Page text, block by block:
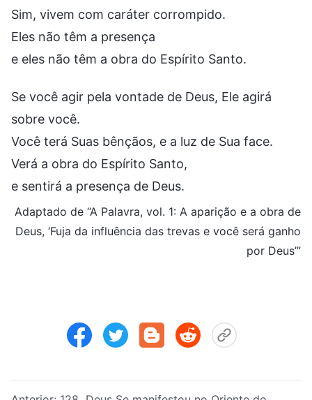
Sim, vivem com caráter corrompido.
Eles não têm a presença
e eles não têm a obra do Espírito Santo.
Se você agir pela vontade de Deus, Ele agirá
sobre você.
Você terá Suas bênçãos, e a luz de Sua face.
Verá a obra do Espírito Santo,
e sentirá a presença de Deus.
Adaptado de “A Palavra, vol. 1: A aparição e a obra de
Deus, ‘Fuja da influência das trevas e você será ganho
por Deus’”